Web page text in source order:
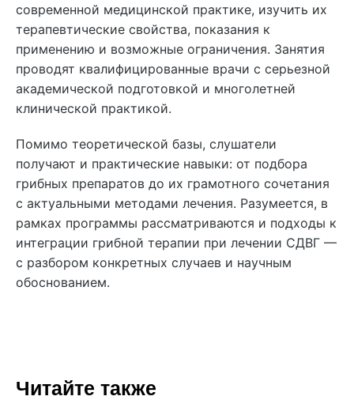
современной медицинской практике, изучить их
терапевтические свойства, показания к
применению и возможные ограничения. Занятия
проводят квалифицированные врачи с серьезной
академической подготовкой и многолетней
клинической практикой.
Помимо теоретической базы, слушатели
получают и практические навыки: от подбора
грибных препаратов до их грамотного сочетания
с актуальными методами лечения. Разумеется, в
рамках программы рассматриваются и подходы к
интеграции грибной терапии при лечении СДВГ —
с разбором конкретных случаев и научным
обоснованием.
Читайте также